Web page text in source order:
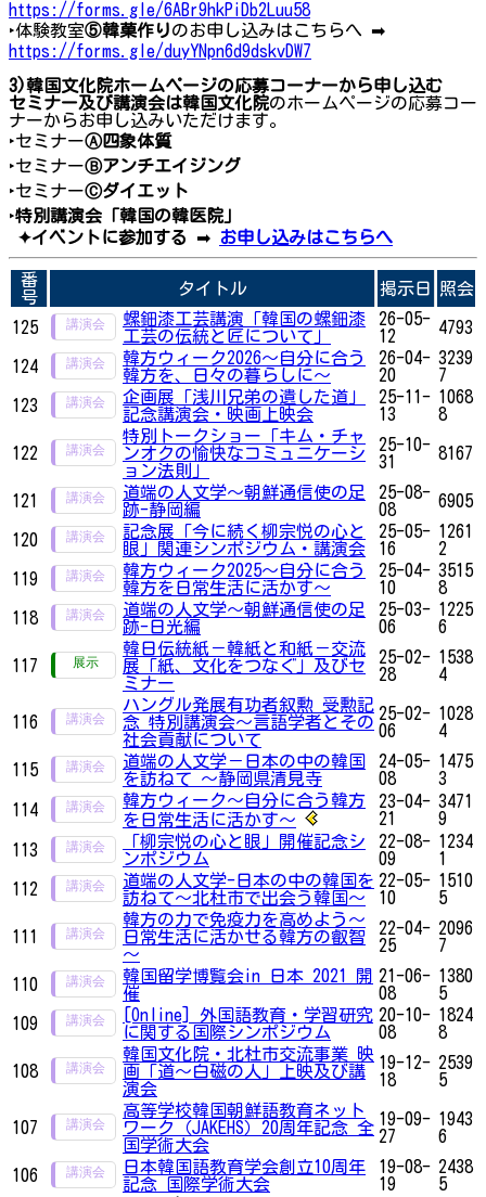
https://forms.gle/6ABr9hkPiDb2Luu58
‣体験教室⑤韓菓作りのお申し込みはこちらへ ➡
https://forms.gle/duyYNpn6d9dskvDW7
3)韓国文化院ホームページの応募コーナーから申し込む
セミナー及び講演会は韓国文化院のホームページの応募コー
ナーからお申し込みいただけます。
‣セミナーⒶ四象体質
‣セミナーⒷアンチエイジング
‣セミナーⒸダイエット
‣特別講演会「韓国の韓医院」
✦イベントに参加する
➡ お申し込みはこちらへ
番
号
タイトル 掲示日 照会
125
螺鈿漆工芸講演「韓国の螺鈿漆
工芸の伝統と匠について」
26-05-
12
4793
124
韓方ウィーク2026～自分に合う
韓方を、日々の暮らしに～
26-04-
20
3239
7
123
企画展「浅川兄弟の遺した道」
記念講演会・映画上映会
25-11-
13
1068
8
122
特別トークショー「キム・チャ
ンオクの愉快なコミュニケーシ
ョン法則」
25-10-
31
8167
121
道端の人文学～朝鮮通信使の足
跡-静岡編
25-08-
08
6905
120
記念展「今に続く柳宗悦の心と
眼」関連シンポジウム・講演会
25-05-
16
1261
2
119
韓方ウィーク2025～自分に合う
韓方を日常生活に活かす～
25-04-
10
3515
8
118
道端の人文学〜朝鮮通信使の足
跡-日光編
25-03-
06
1225
6
117
韓日伝統紙－韓紙と和紙－交流
展「紙、文化をつなぐ」及びセ
ミナー
25-02-
28
1538
4
116
ハングル発展有功者叙勲 受勲記
念 特別講演会〜言語学者とその
社会貢献について
25-02-
06
1028
4
115
道端の人文学－日本の中の韓国
を訪ねて ～静岡県清見寺
24-05-
08
1475
3
114
韓方ウィーク～自分に合う韓方
を日常生活に活かす～
23-04-
21
3471
9
113
「柳宗悦の心と眼」開催記念シ
ンポジウム
22-08-
09
1234
1
112
道端の人文学-日本の中の韓国を
訪ねて～北杜市で出会う韓国～
22-05-
10
1510
5
111
韓方の力で免疫力を高めよう～
日常生活に活かせる韓方の叡智
～
22-04-
25
2096
7
110
韓国留学博覧会in 日本 2021 開
催
21-06-
08
1380
5
109
[Online] 外国語教育・学習研究
に関する国際シンポジウム
20-10-
08
1824
8
108
韓国文化院・北杜市交流事業 映
画「道～白磁の人」上映及び講
演会
19-12-
18
2539
5
107
高等学校韓国朝鮮語教育ネット
ワーク（JAKEHS）20周年記念 全
国学術大会
19-09-
27
1943
6
106
日本韓国語教育学会創立10周年
記念 国際学術大会
19-08-
19
2438
5